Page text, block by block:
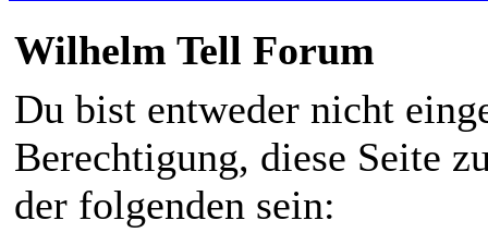
Wilhelm Tell Forum
Du bist entweder nicht
Berechtigung, diese Seite
der folgenden sein: